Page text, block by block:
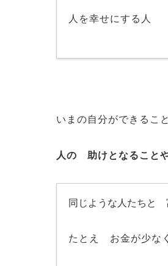
人を幸せにする人
いまの自分ができるこ
人の 助けとなること
同じような人たちと
たとえ お金が少な